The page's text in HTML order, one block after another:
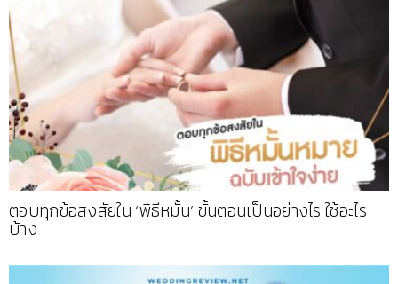
ตอบทุกข้อสงสัยใน ‘พิธีหมั้น’ ขั้นตอนเป็นอย่างไร ใช้อะไร
บ้าง